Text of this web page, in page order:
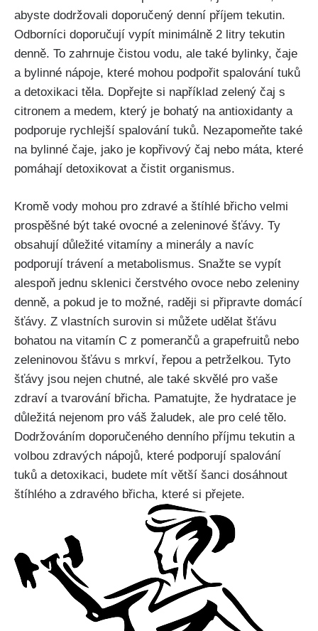
abyste dodržovali⁢ doporučený denní ⁢příjem tekutin.
Odborníci ⁢doporučují vypít minimálně 2 litry tekutin
denně. To zahrnuje čistou vodu,‍ ale také bylinky, ‌čaje
‍a bylinné nápoje, které mohou podpořit spalování tuků
a detoxikaci těla. Dopřejte si například zelený čaj s⁢
citronem a medem,⁢ který ‍je⁢ bohatý na antioxidanty a​
podporuje rychlejší spalování tuků. Nezapomeňte také
⁢na​ bylinné čaje, jako je⁣ kopřivový čaj nebo⁣ máta, které
pomáhají detoxikovat⁢ a‌ čistit organismus.
Kromě‌ vody mohou pro zdravé ‍a ⁤štíhlé břicho velmi
prospěšné být ​také ovocné‌ a zeleninové šťávy. Ty
obsahují důležité vitamíny⁣ a minerály a⁢ navíc
podporují trávení a metabolismus. Snažte se vypít
⁣alespoň jednu⁤ sklenici čerstvého ovoce nebo zeleniny
denně,⁣ a pokud je to možné, raději si připravte‍ domácí
šťávy. Z ⁢vlastních surovin⁣ si můžete udělat šťávu
bohatou na vitamín ‌C z pomerančů⁤ a grapefruitů‌ nebo
zeleninovou ‍šťávu s⁤ mrkví, řepou a petrželkou. Tyto
šťávy jsou nejen chutné, ale také ⁤skvělé pro vaše
zdraví a tvarování břicha.⁤ Pamatujte, že⁣ hydratace je
důležitá nejenom pro váš žaludek, ale pro celé tělo.​
Dodržováním doporučeného denního ​příjmu tekutin a
volbou zdravých nápojů, které podporují spalování
tuků a detoxikaci,​ budete mít větší šanci dosáhnout
štíhlého ‍a zdravého ⁤břicha,​ které si přejete.